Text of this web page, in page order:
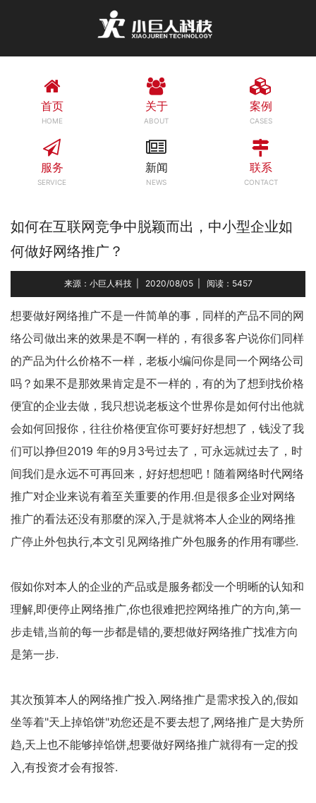
首页
HOME
关于
ABOUT
案例
CASES
服务
SERVICE
新闻
NEWS
联系
CONTACT
如何在互联网竞争中脱颖而出，中小型企业如
何做好网络推广？
来源：小巨人科技| 2020/08/05| 阅读：5457
想要做好网络推广不是一件简单的事，同样的产品不同的网
络公司做出来的效果是不啊一样的，有很多客户说你们同样
的产品为什么价格不一样，老板小编问你是同一个网络公司
吗？如果不是那效果肯定是不一样的，有的为了想到找价格
便宜的企业去做，我只想说老板这个世界你是如何付出他就
会如何回报你，往往价格便宜你可要好好想想了，钱没了我
们可以挣但2019 年的9月3号过去了，可永远就过去了，时
间我们是永远不可再回来，好好想想吧！随着网络时代网络
推广对企业来说有着至关重要的作用.但是很多企业对网络
推广的看法还没有那麼的深入,于是就将本人企业的网络推
广停止外包执行,本文引见网络推广外包服务的作用有哪些.
假如你对本人的企业的产品或是服务都没一个明晰的认知和
理解,即便停止网络推广,你也很难把控网络推广的方向,第一
步走错,当前的每一步都是错的,要想做好网络推广找准方向
是第一步.
其次预算本人的网络推广投入.网络推广是需求投入的,假如
坐等着"天上掉馅饼"劝您还是不要去想了,网络推广是大势所
趋,天上也不能够掉馅饼,想要做好网络推广就得有一定的投
入,有投资才会有报答.